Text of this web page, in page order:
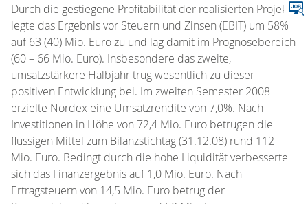
Durch die gestiegene Profitabilität der realisierten Projekte
legte das Ergebnis vor Steuern und Zinsen (EBIT) um 58%
auf 63 (40) Mio. Euro zu und lag damit im Prognosebereich
(60 – 66 Mio. Euro). Insbesondere das zweite,
umsatzstärkere Halbjahr trug wesentlich zu dieser
positiven Entwicklung bei. Im zweiten Semester 2008
erzielte Nordex eine Umsatzrendite von 7,0%. Nach
Investitionen in Höhe von 72,4 Mio. Euro betrugen die
flüssigen Mittel zum Bilanzstichtag (31.12.08) rund 112
Mio. Euro. Bedingt durch die hohe Liquidität verbesserte
sich das Finanzergebnis auf 1,0 Mio. Euro. Nach
Ertragsteuern von 14,5 Mio. Euro betrug der